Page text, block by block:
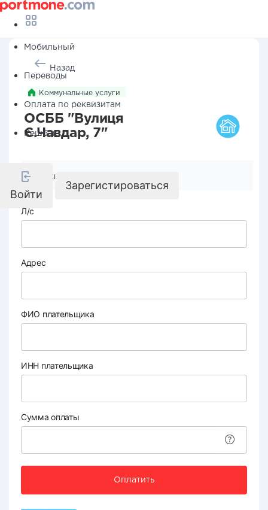
Мобильный
Переводы
Оплата по реквизитам
Кешбэк
Войти
Зарегистироваться
Назад
Коммунальные услуги
ОСББ "Вулиця
Є.Чавдар, 7"
Реквизиты компании
Л/с
Адрес
ФИО плательщика
ИНН плательщика
Сумма оплаты
Оплатить